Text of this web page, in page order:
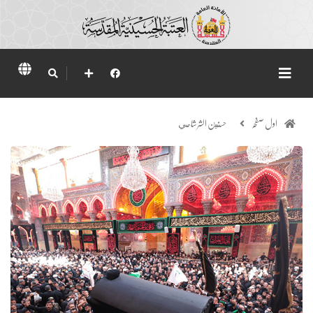
اول صفحہ حسنين الشرشاحي